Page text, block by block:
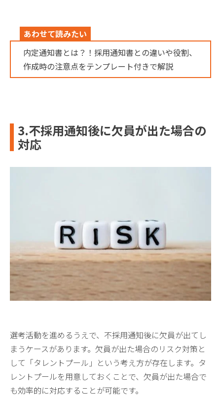
あわせて読みたい
内定通知書とは？！採用通知書との違いや役割、
作成時の注意点をテンプレート付きで解説
3.不採用通知後に欠員が出た場合の
対応
選考活動を進めるうえで、不採用通知後に欠員が出てし
まうケースがあります。欠員が出た場合のリスク対策と
して「タレントプール」という考え方が存在します。タ
レントプールを用意しておくことで、欠員が出た場合で
も効率的に対応することが可能です。